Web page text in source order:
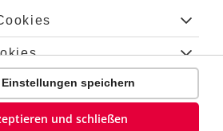
Dauer:
45 Minuten
Cookiesspeichern
und schließen